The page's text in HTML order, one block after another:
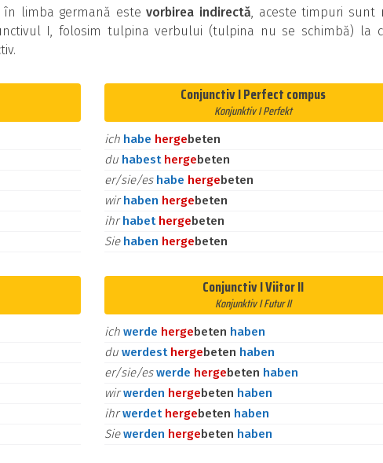
în limba germană estevorbirea indirectă, aceste timpuri sunt
I, folosim tulpina verbului (tulpina nu se schimbă) la
Conjunctiv I Perfect compus
Konjunktiv I Perfekt
ich habe hergebeten
du habest hergebeten
er/sie/es habe hergebeten
wirhaben hergebeten
ihrhabet hergebeten
Sie haben hergebeten
Conjunctiv I Viitor II
Konjunktiv I Futur II
ich werde hergebeten haben
du werdest hergebeten haben
er/sie/eswerde hergebeten haben
wirwerden hergebeten haben
ihrwerdet hergebeten haben
Siewerden hergebeten haben